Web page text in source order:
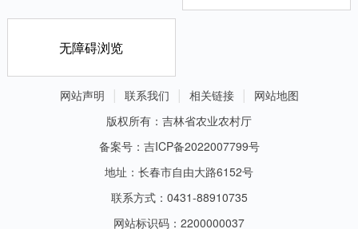
无障碍浏览
网站声明 联系我们 相关链接
网站地图
版权所有：吉林省农业农村厅
备案号：吉ICP备2022007799号
地址：长春市自由大路6152号
联系方式：0431-88910735
网站标识码：2200000037